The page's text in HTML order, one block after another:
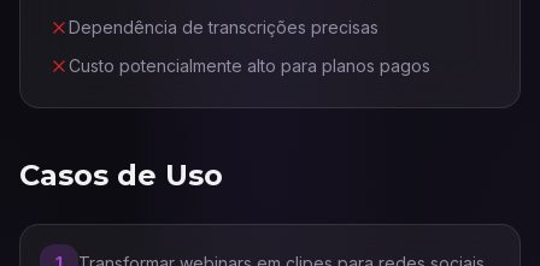
Dependência de transcrições precisas
Custo potencialmente alto para planos pagos
Casos de Uso